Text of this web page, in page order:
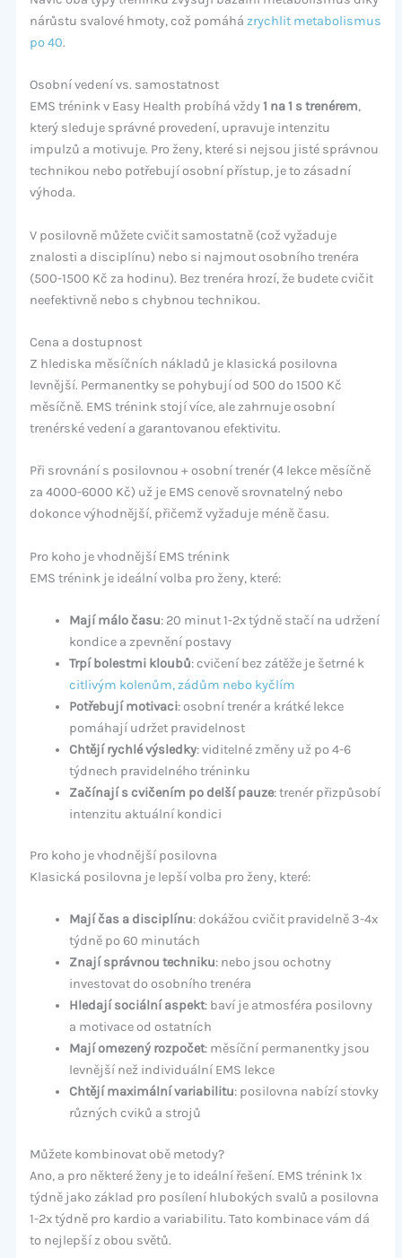
nárůstu svalové hmoty, což pomáhá zrychlit metabolismus
po 40.
Osobní vedení vs. samostatnost
EMS trénink v Easy Health probíhá vždy1 na 1 s trenérem,
který sleduje správné provedení, upravuje intenzitu
impulzů a motivuje. Pro ženy, které si nejsou jisté správnou
technikou nebo potřebují osobní přístup, je to zásadní
výhoda.
V posilovně můžete cvičit samostatně (což vyžaduje
znalosti a disciplínu) nebo si najmout osobního trenéra
(500-1500 Kč za hodinu). Bez trenéra hrozí, že budete cvičit
neefektivně nebo s chybnou technikou.
Cena a dostupnost
Z hlediska měsíčních nákladů je klasická posilovna
levnější. Permanentky se pohybují od 500 do 1500 Kč
měsíčně. EMS trénink stojí více, ale zahrnuje osobní
trenérské vedení a garantovanou efektivitu.
Při srovnání s posilovnou + osobní trenér (4 lekce měsíčně
za 4000-6000 Kč) už je EMS cenově srovnatelný nebo
dokonce výhodnější, přičemž vyžaduje méně času.
Pro koho je vhodnější EMS trénink
EMS trénink je ideální volba pro ženy, které:
Mají málo času: 20 minut 1-2x týdně stačí na udržení
kondice a zpevnění postavy
Trpí bolestmi kloubů: cvičení bez zátěže je šetrné k
citlivým kolenům, zádům nebo kyčlím
Potřebují motivaci: osobní trenér a krátké lekce
pomáhají udržet pravidelnost
Chtějí rychlé výsledky: viditelné změny už po 4-6
týdnech pravidelného tréninku
Začínají s cvičením po delší pauze: trenér přizpůsobí
intenzitu aktuální kondici
Pro koho je vhodnější posilovna
Klasická posilovna je lepší volba pro ženy, které:
Mají čas a disciplínu: dokážou cvičit pravidelně 3-4x
týdně po 60 minutách
Znají správnou techniku: nebo jsou ochotny
investovat do osobního trenéra
Hledají sociální aspekt: baví je atmosféra posilovny
a motivace od ostatních
Mají omezený rozpočet: měsíční permanentky jsou
levnější než individuální EMS lekce
Chtějí maximální variabilitu: posilovna nabízí stovky
různých cviků a strojů
Můžete kombinovat obě metody?
Ano, a pro některé ženy je to ideální řešení. EMS trénink 1x
týdně jako základ pro posílení hlubokých svalů a posilovna
1-2x týdně pro kardio a variabilitu. Tato kombinace vám dá
to nejlepší z obou světů.